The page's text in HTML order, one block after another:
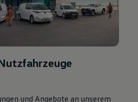
und Angebote an unserem